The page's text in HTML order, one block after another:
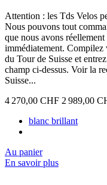
Attention : les Tds Velos
Nous pouvons tout
que nous avons
immédiatement.
du Tour de Suisse et
champ ci-dessus. Voir la
Suisse...
4 270,00 CHF 2 989,00
blanc brillant
Au panier
En savoir plus